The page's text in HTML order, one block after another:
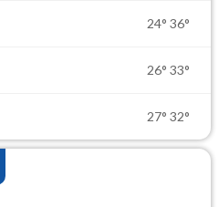
24° 36°
26° 33°
27° 32°